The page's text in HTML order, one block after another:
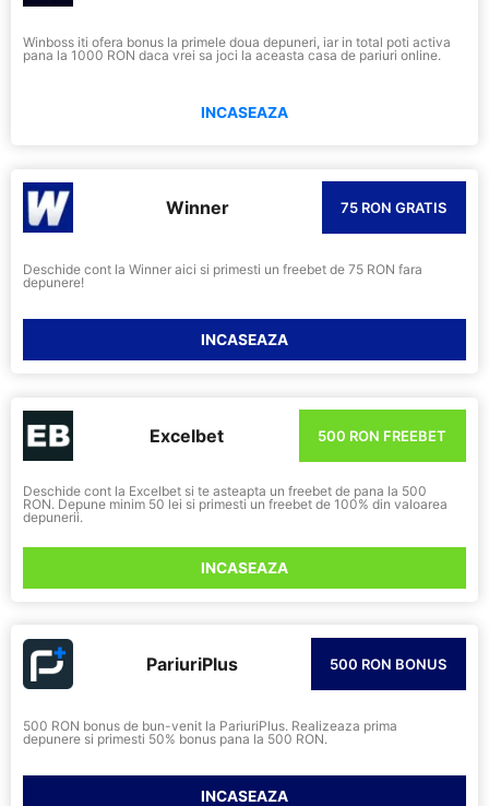
Winboss iti ofera bonus la primele doua depuneri, iar in total poti activa
pana la 1000 RON daca vrei sa joci la aceasta casa de pariuri online.
INCASEAZA
Winner 75 RON GRATIS
Deschide cont la Winner aici si primesti un freebet de 75 RON fara
depunere!
INCASEAZA
Excelbet 500 RON FREEBET
Deschide cont la Excelbet si te asteapta un freebet de pana la 500
RON. Depune minim 50 lei si primesti un freebet de 100% din valoarea
depunerii.
INCASEAZA
PariuriPlus 500 RON BONUS
500 RON bonus de bun-venit la PariuriPlus. Realizeaza prima
depunere si primesti 50% bonus pana la 500 RON.
INCASEAZA